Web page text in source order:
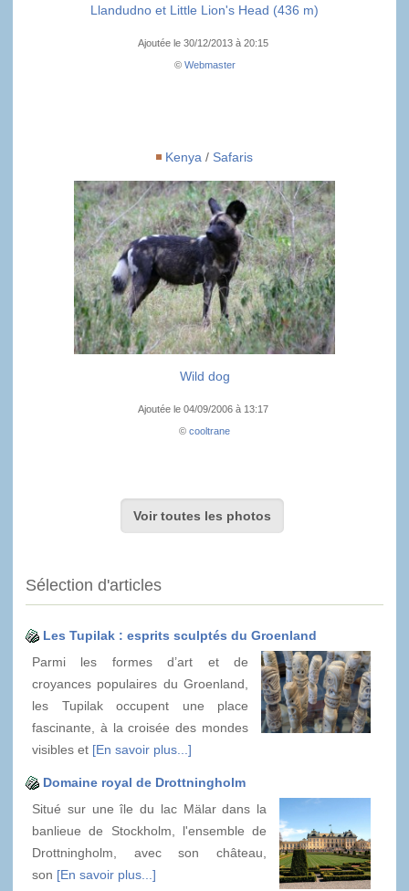
Llandudno et Little Lion's Head (436 m)
Ajoutée le 30/12/2013 à 20:15
© Webmaster
Kenya / Safaris
Wild dog
Ajoutée le 04/09/2006 à 13:17
© cooltrane
Voir toutes les photos
Sélection d'articles
Les Tupilak : esprits sculptés du Groenland
Parmi les formes d’art et de
croyances populaires du Groenland,
les Tupilak occupent une place
fascinante, à la croisée des mondes
visibles et [En savoir plus...]
Domaine royal de Drottningholm
Situé sur une île du lac Mälar dans la
banlieue de Stockholm, l'ensemble de
Drottningholm, avec son château,
son [En savoir plus...]